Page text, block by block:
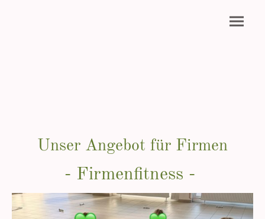
Unser Angebot für Firmen
- Firmenfitness -